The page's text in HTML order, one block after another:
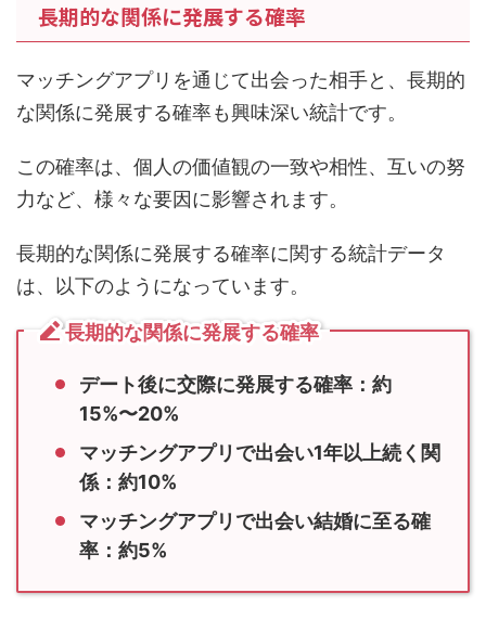
マッチングアプリを通じて出会った相手と、長期的
な関係に発展する確率も興味深い統計です。
力など、様々な要因に影響されます。
は、以下のようになっています。
長期的な関係に発展する確率
15%〜20%
マッチングアプリで出会い1年以上続く関
係：約10%
マッチングアプリで出会い結婚に至る確
率：約5%
これらの数字は、マッチングアプリを通じた長期的